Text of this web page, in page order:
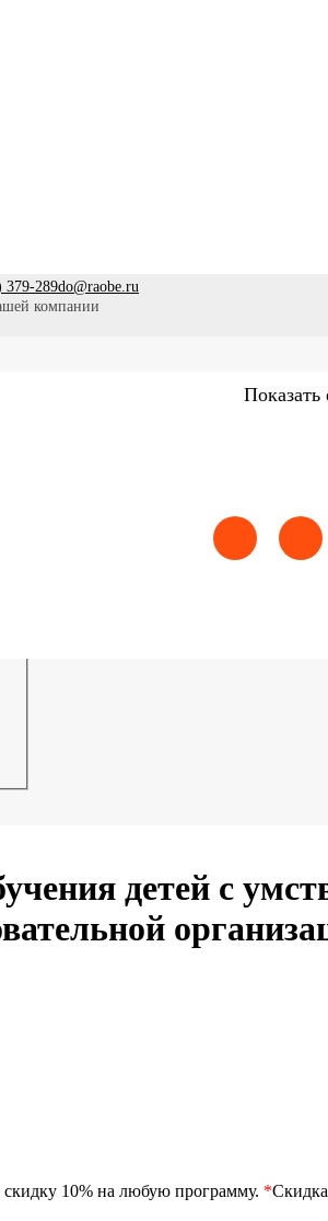
379-289do@raobe.ru
компании
Показать
детей с
10% на любую программу. *